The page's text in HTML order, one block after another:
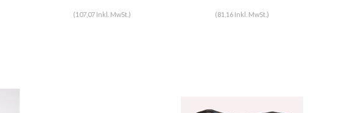
(107,07 Inkl. MwSt.) (81,16 Inkl. MwSt.)